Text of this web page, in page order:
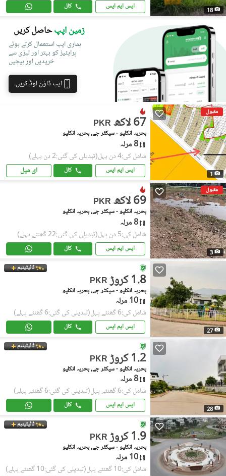
18 ایس ایم ایس کال
زمین اپپحاصل کریں
ہماری ایپ استعمال کرتے ہوئے
پراپٹیز کو بہتر اور تیزی سے
خریدیں اور بیچیں
ایپ ڈاؤن لوڈ کریں۔
مقبول
1
PKR 67 لاکھ
بحریہ انکلیو - سیکٹر جے, بحریہ انکلیو
8 مرلہ
شامل کی:4 دن پہل (تبدیلی کی گئی:2 دن پہلے)
ایس ایم ایس کال ای میل
مقبول
3
PKR 69 لاکھ
بحریہ انکلیو - سیکٹر جے, بحریہ انکلیو
8 مرلہ
شامل کی:5 دن پہل (تبدیلی کی گئی:22 گھنٹے پہلے)
ایس ایم ایس کال
27
ٹائیٹینیم
PKR 1.8 کروڑ
بحریہ انکلیو - سیکٹر جے, بحریہ انکلیو
10 مرلہ
شامل کی:6 گھنٹے پہل (تبدیلی کی گئی:6 گھنٹے پہلے)
ایس ایم ایس کال
28
ٹائیٹینیم
PKR 1.2 کروڑ
بحریہ انکلیو - سیکٹر جے, بحریہ انکلیو
8 مرلہ
شامل کی:6 گھنٹے پہل (تبدیلی کی گئی:6 گھنٹے پہلے)
ایس ایم ایس کال
ٹائیٹینیم
PKR 1.9 کروڑ
بحریہ انکلیو - سیکٹر جے, بحریہ انکلیو
10 مرلہ
شامل کی:10 گھنٹے پہل (تبدیلی کی گئی:10 گھنٹے پہلے)